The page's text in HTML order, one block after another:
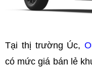
Tại thị trường Úc,
có mức giá bán lẻ